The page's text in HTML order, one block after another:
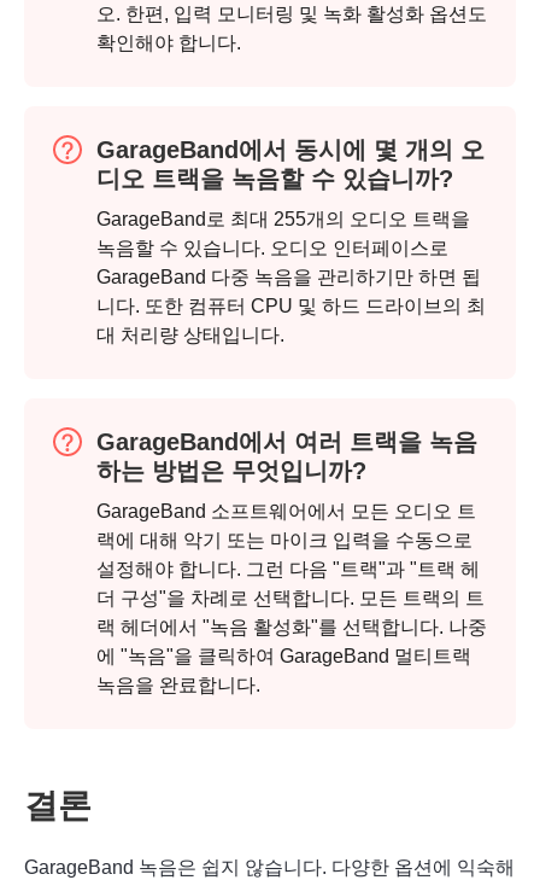
오. 한편, 입력 모니터링 및 녹화 활성화 옵션도
확인해야 합니다.
GarageBand에서 동시에 몇 개의 오
디오 트랙을 녹음할 수 있습니까?
GarageBand로 최대 255개의 오디오 트랙을
녹음할 수 있습니다. 오디오 인터페이스로
GarageBand 다중 녹음을 관리하기만 하면 됩
니다. 또한 컴퓨터 CPU 및 하드 드라이브의 최
대 처리량 상태입니다.
GarageBand에서 여러 트랙을 녹음
하는 방법은 무엇입니까?
GarageBand 소프트웨어에서 모든 오디오 트
랙에 대해 악기 또는 마이크 입력을 수동으로
설정해야 합니다. 그런 다음 "트랙"과 "트랙 헤
더 구성"을 차례로 선택합니다. 모든 트랙의 트
랙 헤더에서 "녹음 활성화"를 선택합니다. 나중
에 "녹음"을 클릭하여 GarageBand 멀티트랙
녹음을 완료합니다.
결론
GarageBand 녹음은 쉽지 않습니다. 다양한 옵션에 익숙해